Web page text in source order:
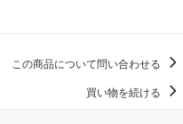
この商品について問い合わせる
買い物を続ける